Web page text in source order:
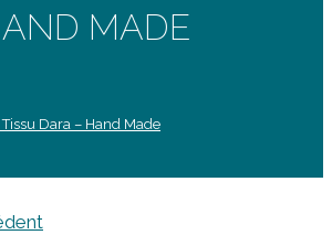
MADE
Tissu Dara – Hand Made